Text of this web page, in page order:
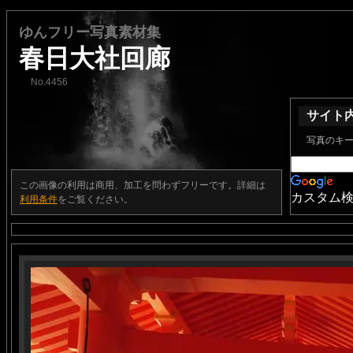
ゆんフリー写真素材集
春日大社回廊
No.4456
この画像の利用は商用、加工を問わずフリーです。詳細は
利用条件をご覧ください。
サイト
写真のキ
カスタム